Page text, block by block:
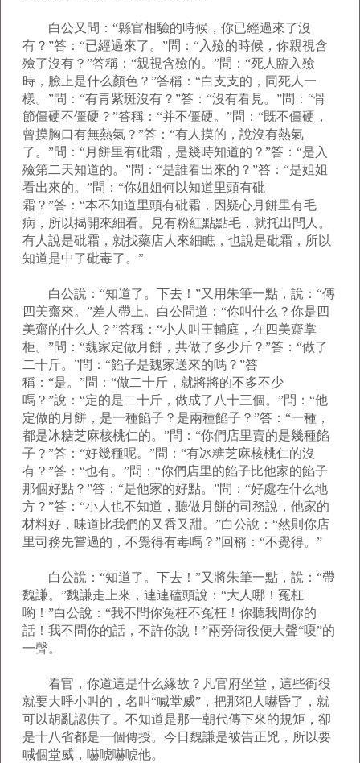
白公又問：“縣官相驗的時候，你已經過來了沒
有？”答：“已經過來了。”問：“入殮的時候，你親視含
殮了沒有？”答稱：“親視含殮的。”問：“死人臨入殮
時，臉上是什么顏色？”答稱：“白支支的，同死人一
樣。”問：“有青紫斑沒有？”答：“沒有看見。”問：“骨
節僵硬不僵硬？”答稱：“并不僵硬。”問：“既不僵硬，
曾摸胸口有無熱氣？”答：“有人摸的，說沒有熱氣
了。”問：“月餅里有砒霜，是幾時知道的？”答：“是入
殮第二天知道的。”問：“是誰看出來的？”答：“是姐姐
看出來的。”問：“你姐姐何以知道里頭有砒
霜？”答：“本不知道里頭有砒霜，因疑心月餅里有毛
病，所以揭開來細看。見有粉紅點點毛，就托出問人。
有人說是砒霜，就找藥店人來細瞧，也說是砒霜，所以
知道是中了砒毒了。”
白公說：“知道了。下去！”又用朱筆一點，說：“傳
四美齋來。”差人帶上。白公問道：“你叫什么？你是四
美齋的什么人？”答稱：“小人叫王輔庭，在四美齋掌
柜。”問：“魏家定做月餅，共做了多少斤？”答：“做了
二十斤。”問：“餡子是魏家送來的嗎？”答
稱：“是。”問：“做二十斤，就將將的不多不少
嗎？”說：“定的是二十斤，做成了八十三個。”問：“他
定做的月餅，是一種餡子？是兩種餡子？”答：“一種，
都是冰糖芝麻核桃仁的。”問：“你們店里賣的是幾種餡
子？”答：“好幾種呢。”問：“有冰糖芝麻核桃仁的沒
有？”答：“也有。”問：“你們店里的餡子比他家的餡子
那個好點？”答：“是他家的好點。”問：“好處在什么地
方？”答：“小人也不知道，聽做月餅的司務說，他家的
材料好，味道比我們的又香又甜。”白公說：“然則你店
里司務先嘗過的，不覺得有毒嗎？”回稱：“不覺得。”
白公說：“知道了。下去！”又將朱筆一點，說：“帶
魏謙。”魏謙走上來，連連磕頭說：“大人哪！冤枉
喲！”白公說：“我不問你冤枉不冤枉！你聽我問你的
話！我不問你的話，不許你說！”兩旁衙役便大聲“嗄”的
一聲。
看官，你道這是什么緣故？凡官府坐堂，這些衙役
就要大呼小叫的，名叫“喊堂威”，把那犯人嚇昏了，就
可以胡亂認供了。不知道是那一朝代傳下來的規矩，卻
是十八省都是一個傳授。今日魏謙是被告正兇，所以要
喊個堂威，嚇唬嚇唬他。